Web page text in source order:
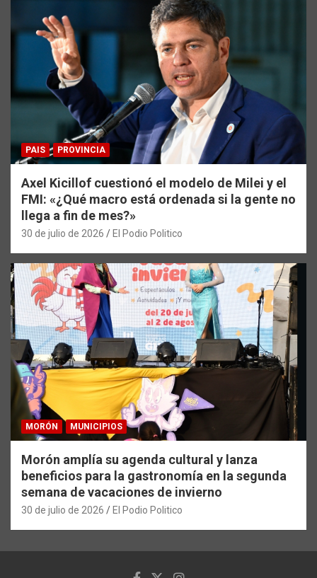
PAIS PROVINCIA
Axel Kicillof cuestionó el modelo de Milei y el
FMI: «¿Qué macro está ordenada si la gente no
llega a fin de mes?»
30 de julio de 2026 El Podio Politico
MORÓN MUNICIPIOS
Morón amplía su agenda cultural y lanza
beneficios para la gastronomía en la segunda
semana de vacaciones de invierno
30 de julio de 2026 El Podio Politico